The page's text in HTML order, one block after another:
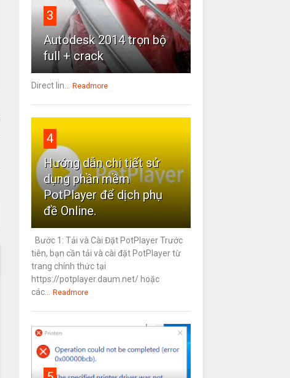
3
Autodesk 2014 trọn bộ
full + crack
Direct lin... Readmore
4
Hướng dẫn chi tiết sử
dụng phần mềm
PotPlayer để dịch phụ
đề Online.
Bước 1: Tải và Cài Đặt PotPlayer Trước
tiên, bạn cần tải và cài đặt PotPlayer từ
trang chính thức tại
https://potplayer.daum.net/ hoặc
các... Readmore